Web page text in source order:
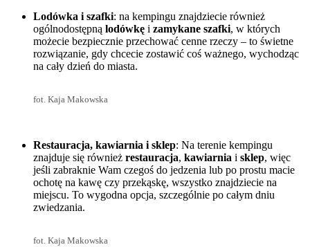
Lodówka i szafki: na kempingu znajdziecie również
ogólnodostępną lodówkę i zamykane szafki, w których
możecie bezpiecznie przechować cenne rzeczy – to świetne
rozwiązanie, gdy chcecie zostawić coś ważnego, wychodząc
na cały dzień do miasta.
fot. Kaja Makowska
Restauracja, kawiarnia i sklep: Na terenie kempingu
znajduje się również restauracja, kawiarnia i sklep, więc
jeśli zabraknie Wam czegoś do jedzenia lub po prostu macie
ochotę na kawę czy przekąskę, wszystko znajdziecie na
miejscu. To wygodna opcja, szczególnie po całym dniu
zwiedzania.
fot. Kaja Makowska